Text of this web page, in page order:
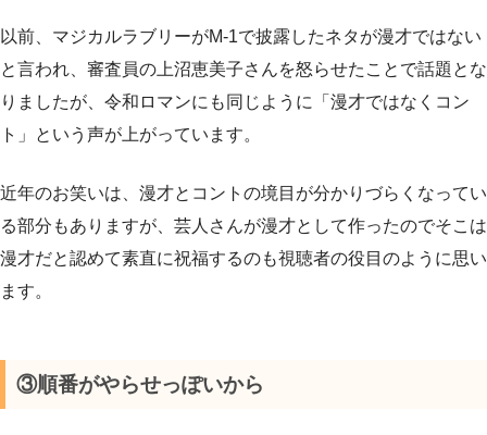
以前、マジカルラブリーがM-1で披露したネタが漫才ではない
と言われ、審査員の上沼恵美子さんを怒らせたことで話題とな
りましたが、令和ロマンにも同じように「漫才ではなくコン
ト」という声が上がっています。
近年のお笑いは、漫才とコントの境目が分かりづらくなってい
る部分もありますが、芸人さんが漫才として作ったのでそこは
漫才だと認めて素直に祝福するのも視聴者の役目のように思い
ます。
③順番がやらせっぽいから